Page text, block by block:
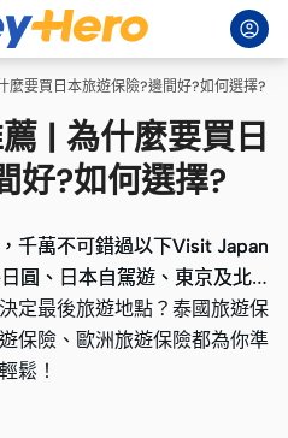
麼要買日本旅遊保險?邊間好?如何選擇?
| 為什麼要買日
好?如何選擇?
千萬不可錯過以下Visit Japan
圓、日本自駕遊、東京及北
定最後旅遊地點？泰國旅遊保
保險、歐洲旅遊保險都為你準
鬆！
千萬不可錯過以下Visit Japan
圓、日本自駕遊、東京及北
定最後旅遊地點？泰國旅遊保
保險、歐洲旅遊保險都為你準
鬆！